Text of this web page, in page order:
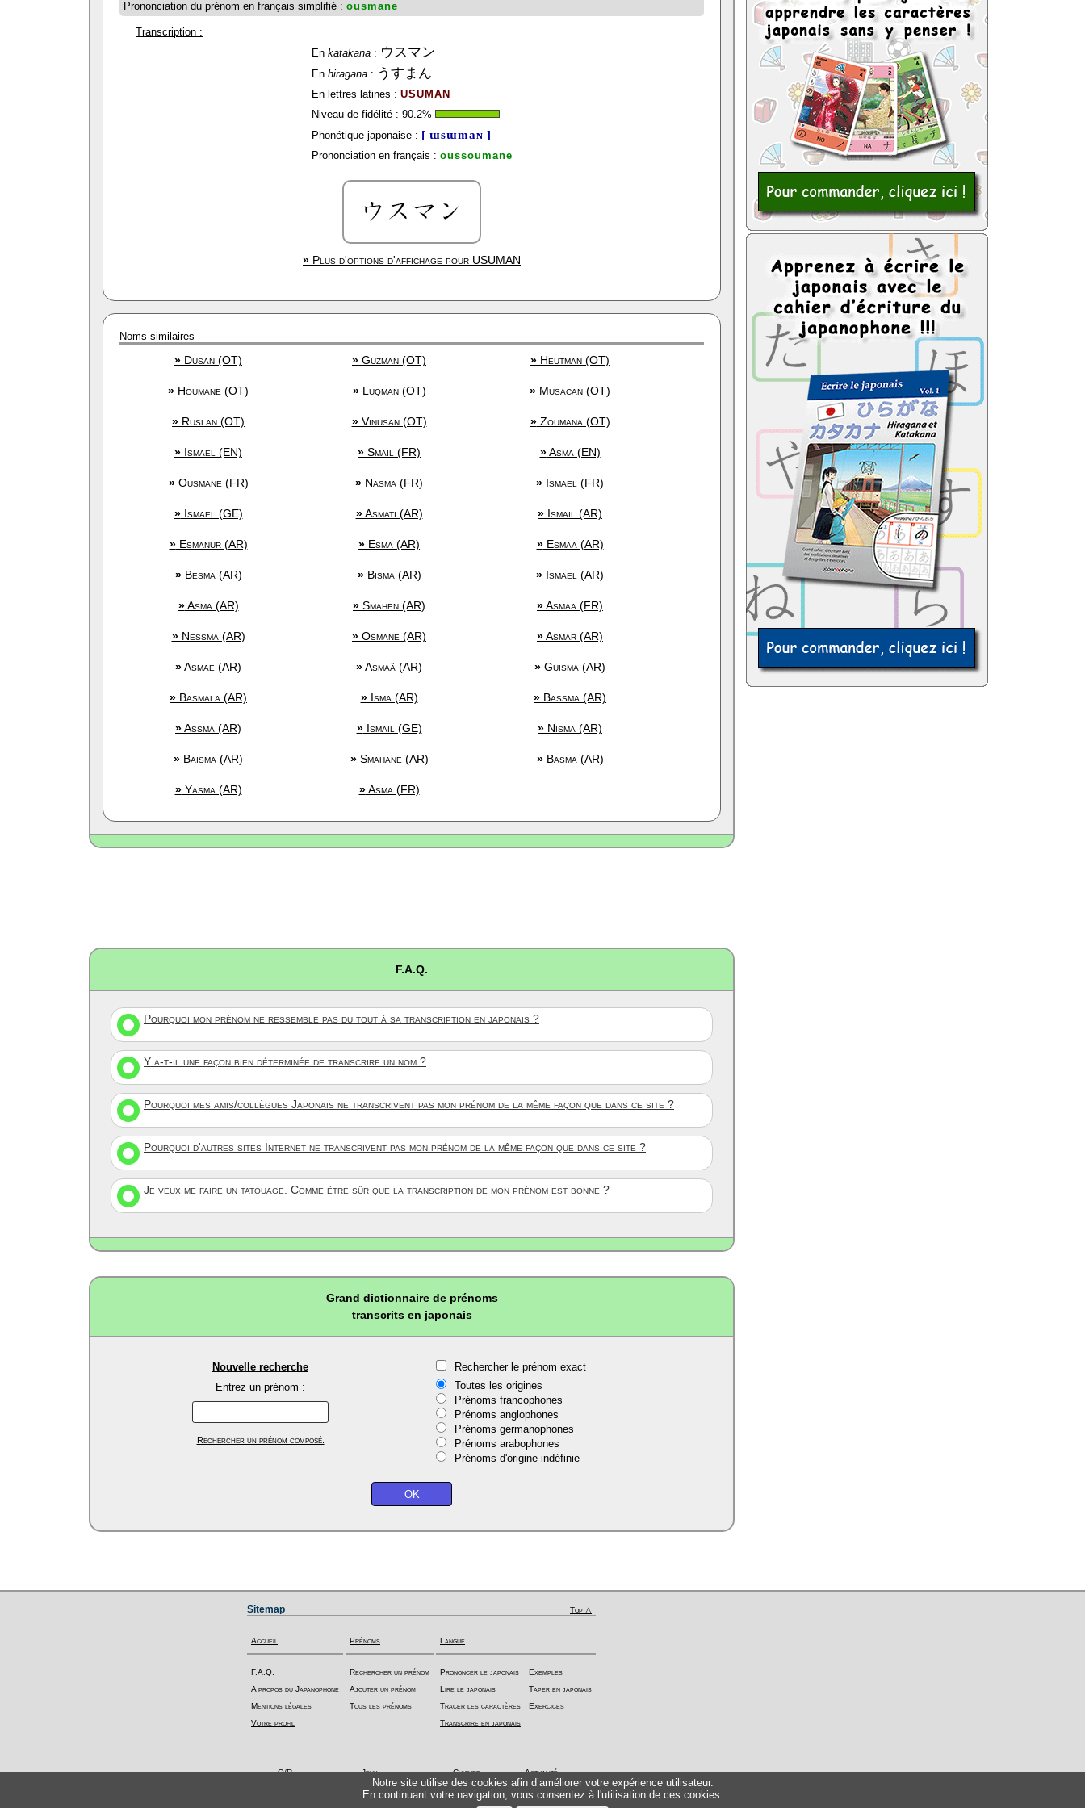
Prononciation du prénom en français simplifié : ousmane
Transcription :
En katakana: ウスマン
En hiragana: うすまん
En lettres latines : USUMAN
Niveau de fidélité : 90.2%
Phonétique japonaise : [ ɯsɯmaɴ ]
Prononciation en français : oussoumane
» Plus d'options d'affichage pour USUMAN
Noms similaires
» Dusan (OT) » Guzman (OT) » Heutman (OT)
» Houmane (OT) »Luqman (OT) » Musacan (OT)
» Ruslan (OT) »Vinusan (OT) »Zoumana (OT)
» Ismael (EN) » Smail (FR) »Asma (EN)
»Ousmane (FR) » Nasma (FR) » Ismael (FR)
»Ismael (GE) »Asmati (AR) » Ismail (AR)
»Esmanur (AR) » Esma (AR) »Esmaa (AR)
»Besma (AR) »Bisma (AR) » Ismael (AR)
»Asma (AR) » Smahen (AR) »Asmaa (FR)
»Nessma (AR) » Osmane (AR) »Asmar (AR)
»Asmae (AR) »Asmaâ (AR) » Guisma (AR)
» Basmala (AR) »Isma (AR) » Bassma (AR)
»Assma (AR) »Ismail (GE) » Nisma (AR)
» Baisma (AR) »Smahane (AR) »Basma (AR)
»Yasma (AR) »Asma (FR)
F.A.Q.
Pourquoi mon prénom ne ressemble pas du tout à sa transcription en japonais ?
Y a-t-il une façon bien déterminée de transcrire un nom ?
Pourquoi mes amis/collègues Japonais ne transcrivent pas mon prénom de la même façon que dans ce site ?
Pourquoi d'autres sites Internet ne transcrivent pas mon prénom de la même façon que dans ce site ?
Je veux me faire un tatouage. Comme être sûr que la transcription de mon prénom est bonne ?
Grand dictionnaire de prénoms
transcrits en japonais
Nouvelle recherche
Entrez un prénom :
Rechercher un prénom composé.
Rechercher le prénom exact
Toutes les origines
Prénoms francophones
Prénoms anglophones
Prénoms germanophones
Prénoms arabophones
Prénoms d'origine indéfinie
Notre site utilise des cookies afin d’améliorer votre expérience utilisateur.
En continuant votre navigation, vous consentez à l'utilisation de ces cookies.
Sitemap Top △
Accueil
F.A.Q.
A propos du Japanophone
Mentions légales
Votre profil
Prénoms
Rechercher un prénom
Ajouter un prénom
Tous les prénoms
Langue
Prononcer le japonais
Lire le japonais
Tracer les caractères
Transcrire en japonais
Exemples
Taper en japonais
Exercices
Q/R Jeux Culture
Calendrier
Actualité